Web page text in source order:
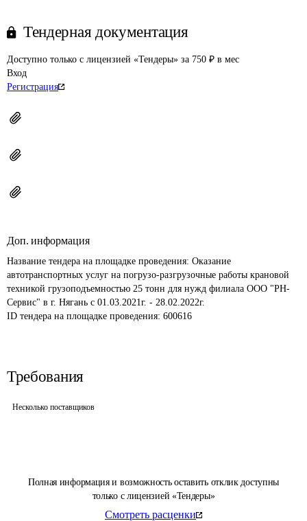
Полная информация и возможность оставить отклик доступны
только с лицензией «Тендеры»
Смотреть расценки
Тендерная документация
Доступно только с лицензией «Тендеры» за 750 ₽ в мес
Вход
Регистрация
Доп. информация
Название тендера на площадке проведения: Оказание
автотранспортных услуг на погрузо-разгрузочные работы крановой
техникой грузоподъемностью 25 тонн для нужд филиала ООО "РН-
Сервис" в г. Нягань с 01.03.2021г. - 28.02.2022г.
ID тендера на площадке проведения: 600616
Требования
Несколько поставщиков